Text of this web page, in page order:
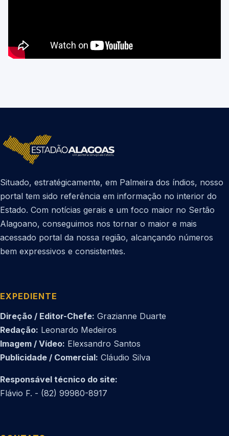
Situado, estratégicamente, em Palmeira dos índios, nosso
portal tem sido referência em informação no interior do
Estado. Com notícias gerais e um foco maior no Sertão
Alagoano, conseguimos nos tornar o maior e mais
acessado portal da nossa região, alcançando números
bem expressivos e consistentes.
EXPEDIENTE
Direção / Editor-Chefe: Grazianne Duarte
Redação: Leonardo Medeiros
Imagem / Vídeo: Elexsandro Santos
Publicidade / Comercial: Cláudio Silva
Responsável técnico do site:
Flávio F. - (82) 99980-8917